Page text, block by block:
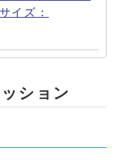
イズ：
ション